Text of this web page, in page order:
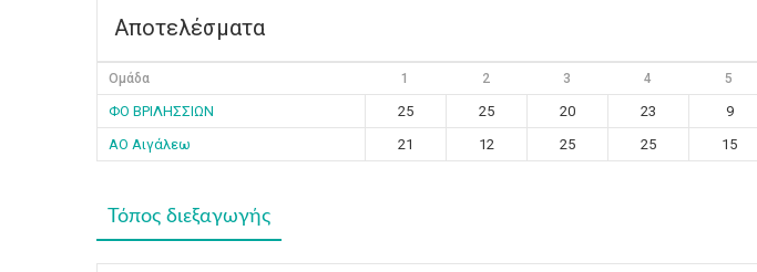
Αποτελέσματα
Ομάδα 1 2 3 4 5
ΦΟ ΒΡΙΛΗΣΣΙΩΝ 25 25 20 23 9
ΑΟ Αιγάλεω
21 12 25 25 15
Τόπος διεξαγωγής